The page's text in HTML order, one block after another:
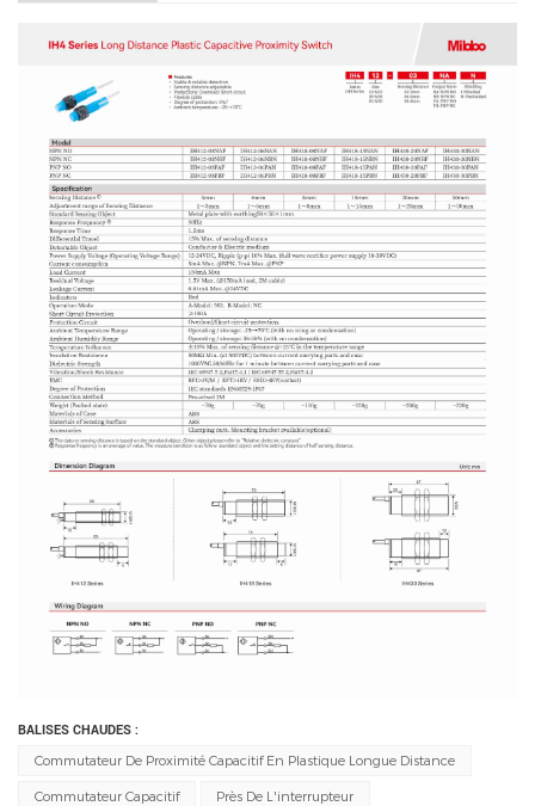
BALISES CHAUDES :
Commutateur De Proximité Capacitif En Plastique Longue Distance
Commutateur Capacitif Près De L'interrupteur